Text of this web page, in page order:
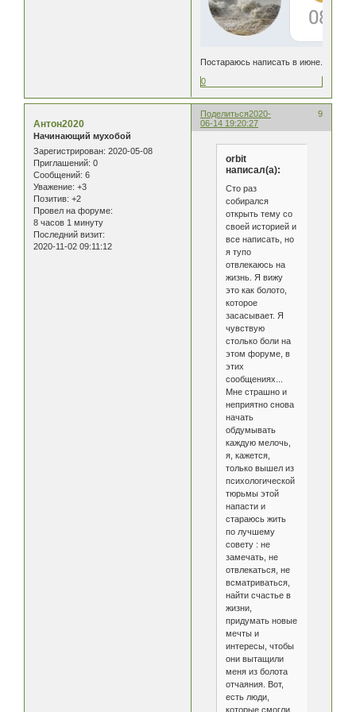
Постараюсь написать в июне.
0
Поделиться 9
2020-
06-14 19:20:27
Антон2020
Начинающий мухобой
Зарегистрирован: 2020-05-08
Приглашений: 0
Сообщений: 6
Уважение: +3
Позитив: +2
Провел на форуме:
8 часов 1 минуту
Последний визит:
2020-11-02 09:11:12
orbit
написал(а):
Сто раз
собирался
открыть тему со
своей историей и
все написать, но
я тупо
отвлекаюсь на
жизнь. Я вижу
это как болото,
которое
засасывает. Я
чувствую
столько боли на
этом форуме, в
этих
сообщениях...
Мне страшно и
неприятно снова
начать
обдумывать
каждую мелочь,
я, кажется,
только вышел из
психологической
тюрьмы этой
напасти и
стараюсь жить
по лучшему
совету : не
замечать, не
отвлекаться, не
всматриваться,
найти счастье в
жизни,
придумать новые
мечты и
интересы, чтобы
они вытащили
меня из болота
отчаяния. Вот,
есть люди,
которые смогли